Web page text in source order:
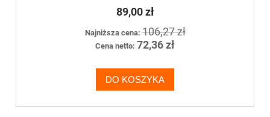
89,00 zł
Najniższa cena:106,27 zł
Cena netto: 72,36 zł
DO KOSZYKA